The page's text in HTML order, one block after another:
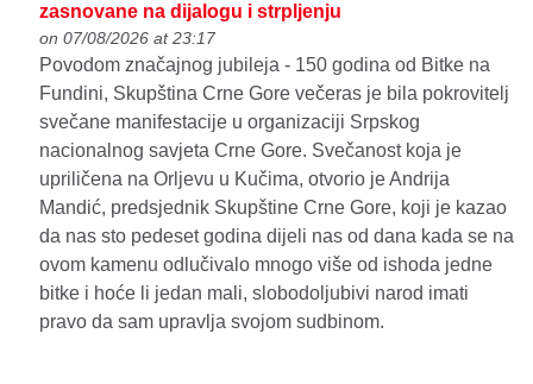
zasnovane na dijalogu i strpljenju
on 07/08/2026 at 23:17
Povodom značajnog jubileja - 150 godina od Bitke na
Fundini, Skupština Crne Gore večeras je bila pokrovitelj
svečane manifestacije u organizaciji Srpskog
nacionalnog savjeta Crne Gore. Svečanost koja je
upriličena na Orljevu u Kučima, otvorio je Andrija
Mandić, predsjednik Skupštine Crne Gore, koji je kazao
da nas sto pedeset godina dijeli nas od dana kada se na
ovom kamenu odlučivalo mnogo više od ishoda jedne
bitke i hoće li jedan mali, slobodoljubivi narod imati
pravo da sam upravlja svojom sudbinom.